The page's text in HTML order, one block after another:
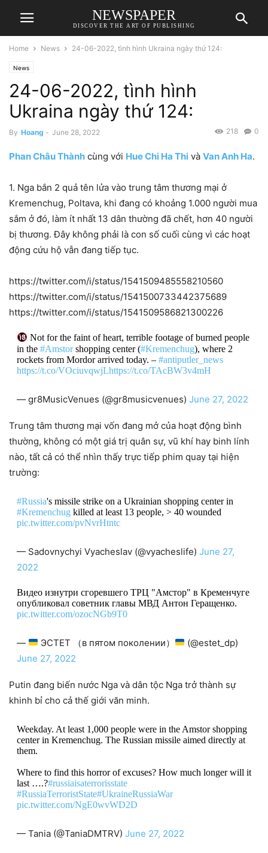
NEWSPAPER
DISCOVER THE ART OF PUBLISHING
Home News 24-06-2022, tình hình Ukraina ngày thứ 124:
News
24-06-2022, tình hình
Ukraina ngày thứ 124:
By Hoang - June 28, 2022 0
218
Phan Châu Thành cùng với Hue Chi Ha Thi và Van Anh Ha.
1. Nga bắn 2 quả tên lửa vào trung tâm thương mại ở
Kremenchug, Poltava, khi đang có khoảng 1.000 người mua
sắm ở đó, làm ít nhất 13 dân thường đã chết, hơn 40 người
bị thương. Đây không phải là con số cuối cùng vì các hoạt
động cứu hộ vẫn đang tiếp tục.
https://twitter.com/i/status/1541509485558210560
https://twitter.com/i/status/1541500733442375689
https://twitter.com/i/status/1541509586821300226
Not for the faint of heart, terrible footage of burned people
in the #Amstorshopping center (#Kremenchug), where 2
rockets from Mordor arrived today. – #antiputler_news
https://t.co/VOciuvqwjLhttps://t.co/TAcBW3v4mH
— gr8MusicVenues (@gr8musicvenues) June 27, 2022
Trung tâm thương mại vốn đang mở của hoạt động bình
thường, không có một giá trị quân sự, vũ khí hay binh lính
nào, tất cả có thể nhìn thấy trực tiếp phim quay tại hiện
trường:
#Russia's missile strike on a Ukrainian shopping center in
#Kremenchugkilled at least 13 people, > 40 wounded
pic.twitter.com/pvNvrHtntc
— Sadovnychyi Vyacheslav (@vyacheslife) June 27,
2022
Видео изнутри сгоревшего ТРЦ "Амстор" в Кременчуге
опубликовал советник главы МВД Антон Геращенко.
pic.twitter.com/ozocNGb9T0
— ЭСТЕТ （в пятом поколении）
(@estet_dp)
June 27, 2022
Putin đang biến nước Nga và dân tộc Nga trở thành sự
khinh bỉ cho cả thế giới văn minh.
Weekday. At least 1,000 people were in the Amstor shopping
center in Kremenchug. The Russian missile aimed directly at
them.
Where to find this horror of excuses? How much longer will it
last ….?#russiaisaterrorisstate
#RussiaTerroristState#UkraineRussiaWar
pic.twitter.com/NgE0wvWD2D
— Tania (@TaniaDMTRV) June 27, 2022